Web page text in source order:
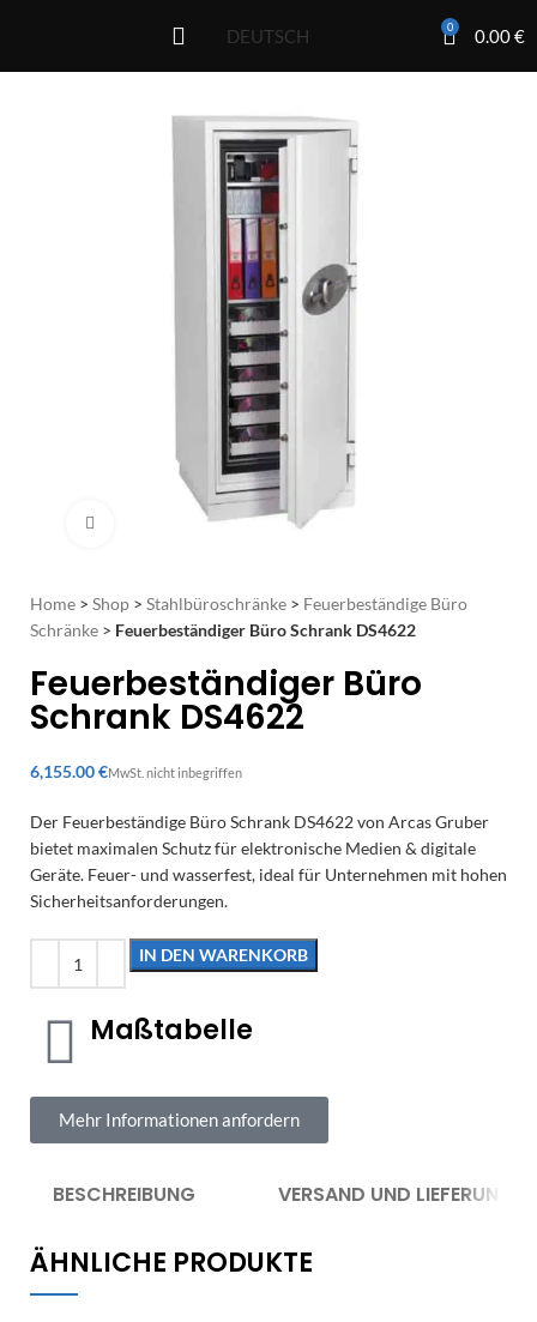
DEUTSCH 0 0.00€
Click to enlarge
Home > Shop > Stahlbüroschränke > Feuerbeständige Büro
Schränke > Feuerbeständiger Büro Schrank DS4622
Feuerbeständiger Büro
Schrank DS4622
€
Der Feuerbeständige Büro Schrank DS4622 von Arcas Gruber
bietet maximalen Schutz für elektronische Medien & digitale
Geräte. Feuer- und wasserfest, ideal für Unternehmen mit hohen
Sicherheitsanforderungen.
IN DEN WARENKORB
Maßtabelle
Mehr Informationen anfordern
BESCHREIBUNG VERSAND UND LIEFERUNG
ÄHNLICHE PRODUKTE